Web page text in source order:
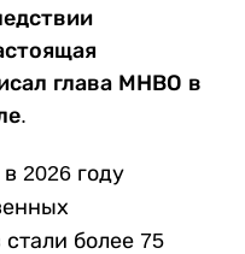
глава МНВО в
2026 году
более 75